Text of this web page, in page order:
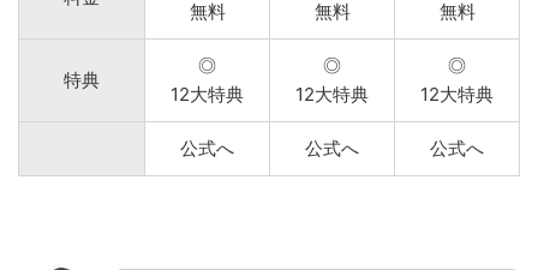
無料
無料
無料
特典
◎
12大特典
◎
12大特典
◎
12大特典
公式へ 公式へ 公式へ